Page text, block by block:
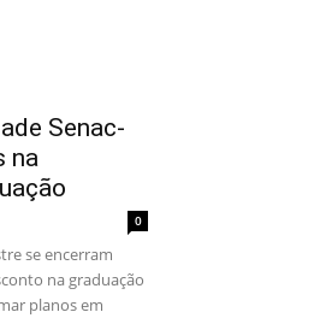
Senac-
na
0
se encerram
na graduação
planos em